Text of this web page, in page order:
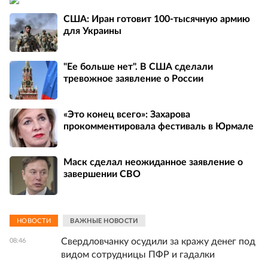
США: Иран готовит 100-тысячную армию
для Украины
"Ее больше нет". В США сделали
тревожное заявление о России
«Это конец всего»: Захарова
прокомментировала фестиваль в Юрмале
Маск сделал неожиданное заявление о
завершении СВО
НОВОСТИ ВАЖНЫЕ НОВОСТИ
08:46
Свердловчанку осудили за кражу денег под
видом сотрудницы ПФР и гадалки